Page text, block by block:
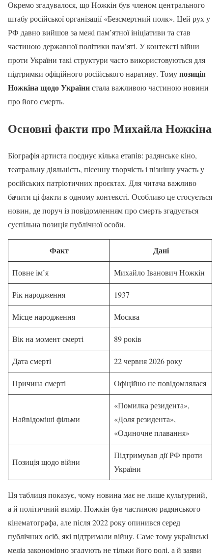
Окремо згадувалося, що Ножкін був членом центрального
штабу російської організації «Безсмертний полк». Цей рух у
РФ давно вийшов за межі пам’ятної ініціативи та став
частиною державної політики пам’яті. У контексті війни
проти України такі структури часто використовуються для
підтримки офіційного російського наративу. Томупозиція
Ножкіна щодо Українистала важливою частиною новини
про його смерть.
Основні факти про Михайла Ножкіна
Біографія артиста поєднує кілька етапів: радянське кіно,
театральну діяльність, пісенну творчість і пізнішу участь у
російських патріотичних проєктах. Для читача важливо
бачити ці факти в одному контексті. Особливо це стосується
новин, де поруч із повідомленням про смерть згадується
суспільна позиція публічної особи.
Факт Дані
Повне ім’я Михайло Іванович Ножкін
Рік народження 1937
Місце народження Москва
Вік на момент смерті 89 років
Дата смерті 22 червня 2026 року
Причина смерті Офіційно не повідомлялася
Найвідоміші фільми
«Помилка резидента»,
«Доля резидента»,
«Одиночне плавання»
Позиція щодо війни
Підтримував дії РФ проти
України
Ця таблиця показує, чому новина має не лише культурний,
а й політичний вимір. Ножкін був частиною радянського
кінематографа, але після 2022 року опинився серед
публічних осіб, які підтримали війну. Саме тому українські
медіа закономірно згадують не тільки його ролі, а й заяви